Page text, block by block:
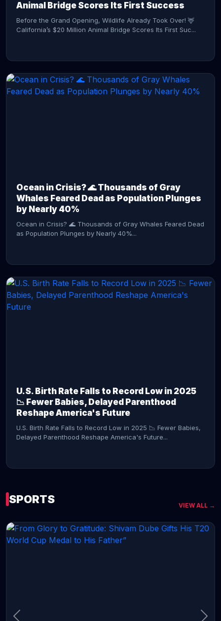
Animal Bridge Scores Its First Success
Before the Grand Opening, Wildlife Already Took Over! 🦌
California’s $20 Million Animal Bridge Scores Its First Suc...
Ocean in Crisis? 🌊 Thousands of Gray
Whales Feared Dead as Population Plunges
by Nearly 40%
Ocean in Crisis? 🌊 Thousands of Gray Whales Feared Dead
as Population Plunges by Nearly 40%...
U.S. Birth Rate Falls to Record Low in 2025
📉 Fewer Babies, Delayed Parenthood
Reshape America's Future
U.S. Birth Rate Falls to Record Low in 2025 📉 Fewer Babies,
Delayed Parenthood Reshape America's Future...
SPORTS VIEW ALL →